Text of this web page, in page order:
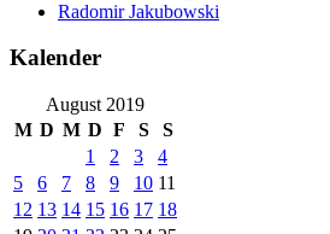
Radomir Jakubowski
Kalender
August 2019
M D M D F S
S
1
2 3
4
5
6 7 8 9 10 11
12 13 14 15 16 17 18